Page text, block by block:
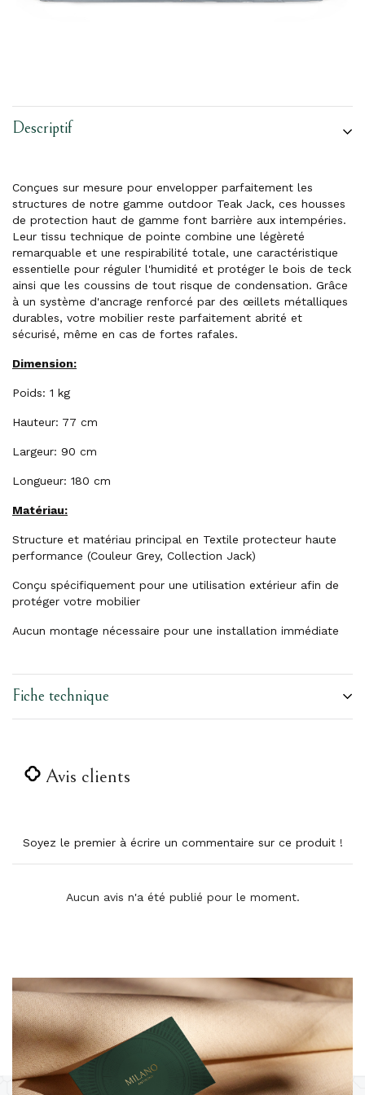
Descriptif
Conçues sur mesure pour envelopper parfaitement les
structures de notre gamme outdoor Teak Jack, ces housses
de protection haut de gamme font barrière aux intempéries.
Leur tissu technique de pointe combine une légèreté
remarquable et une respirabilité totale, une caractéristique
essentielle pour réguler l'humidité et protéger le bois de teck
ainsi que les coussins de tout risque de condensation. Grâce
à un système d'ancrage renforcé par des œillets métalliques
durables, votre mobilier reste parfaitement abrité et
sécurisé, même en cas de fortes rafales.
Dimension:
Poids: 1 kg
Hauteur: 77 cm
Largeur: 90 cm
Longueur: 180 cm
Matériau:
Structure et matériau principal en Textile protecteur haute
performance (Couleur Grey, Collection Jack)
Conçu spécifiquement pour une utilisation extérieur afin de
protéger votre mobilier
Aucun montage nécessaire pour une installation immédiate
Fiche technique
Avis clients
Soyez le premier à écrire un commentaire sur ce produit !
Aucun avis n'a été publié pour le moment.